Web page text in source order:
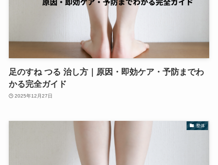
足のすね つる 治し方｜原因・即効ケア・予防までわ
かる完全ガイド
2025年12月27日
整体